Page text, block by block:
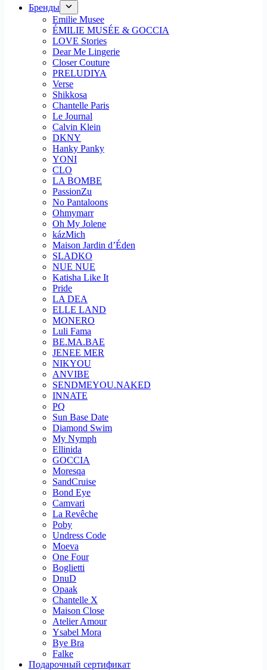
Бренды
Emilie Musee
ÉMILIE MUSÉE & GOCCIA
LOVE Stories
Dear Me Lingerie
Closer Couture
PRELUDIYA
Verse
Shikkosa
Chantelle Paris
Le Journal
Calvin Klein
DKNY
Hanky Panky
YONI
CLO
LA BOMBE
PassionZu
No Pantaloons
Ohmymarr
Oh My Jolene
kázMich
Maison Jardin d’Éden
SLADKO
NUE NUE
Katisha Like It
Pride
LA DEA
ELLE LAND
MONERO
Luli Fama
BE.MA.BAE
JENEE MER
NIKYOU
ANVIBE
SENDMEYOU.NAKED
INNATE
PQ
Sun Base Date
Diamond Swim
My Nymph
Ellinida
GOCCIA
Moresqa
SandCruise
Bond Eye
Camvari
La Revêche
Poby
Undress Code
Moeva
One Four
Boglietti
DnuD
Opaak
Chantelle X
Maison Close
Atelier Amour
Ysabel Mora
Bye Bra
Falke
Подарочный сертификат